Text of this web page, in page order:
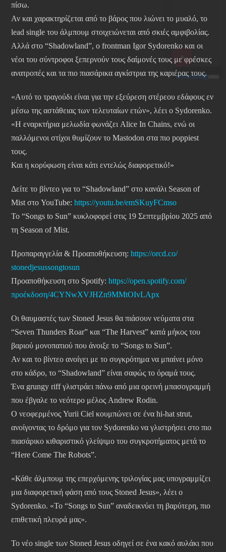
πίσω.
Αν και χαρακτηρίζεται από το βάρος που λιώνει το μυαλό, το
lead single του άλμπουμ στοιχειώνεται από σκιές αμφιβολίας.
Αλλά στο “Shadowland”, ο frontman Igor Sydorenko και οι
νέοι του σύντροφοι ξεπερνούν τους δαίμονές τους με φρέσκες
ανατροπές και τα πιο πιασάρικα αγκίστρια της καριέρας τους.
«Αυτό το τραγούδι είναι για την εξεύρεση στέρεου εδάφους εν
μέσω της αστάθειας των τελευταίων ετών», λέει ο Sydorenko.
«Η εναρκτήρια μελωδία φωνάζει Alice In Chains, ενώ οι
παλλόμενοι στίχοι θυμίζουν το Mastodon στα πιο poppiest
τους.
Και η κορύφωση είναι κάτι εντελώς διαφορετικό!»
Δείτε το βίντεο για το “Shadowland” στο κανάλι Season of
Mist στο YouTube: https://youtu.be/emSKuyFCmso
Το “Songs to Sun” κυκλοφορεί στις 19 Σεπτεμβρίου 2025 από
τη Season of Mist.
Προπαραγγελία & Προαποθήκευση: https://orcd.co/
stonedjesussongtosun
Προαποθήκευση στο Spotify: https://open.spotify.com/
προέκδοση/4CYNwXVJHZn9MMtOIvLApx
Οι θαυμαστές των Stoned Jesus θα πιάσουν νεύματα στα
“Seven Thunders Roar” και “The Harvest” κατά μήκος του
βαριού μονοπατιού που άνοιξε το “Songs to Sun”.
Αν και το βίντεο ανοίγει με το συγκρότημα να μπαίνει μόνο
στο κάδρο, το “Shadowland” είναι σαφώς το όραμά τους.
Ένα grungy riff γλιστράει πάνω από μια ορεινή μπασογραμμή
που έβγαλε το νεότερο μέλος Andrew Rodin.
Ο νεοφερμένος Yurii Ciel κουμπώνει σε ένα hi-hat strut,
ανοίγοντας το δρόμο για τον Sydorenko να γλιστρήσει στο πιο
πιασάρικο κιθαριστικό γλείψιμο του συγκροτήματος μετά το
“Here Come The Robots”.
«Κάθε άλμπουμ της επερχόμενης τριλογίας μας υπογραμμίζει
μια διαφορετική φάση από τους Stoned Jesus», λέει ο
Sydorenko. «Το “Songs to Sun” αναδεικνύει τη βαρύτερη, πιο
επιθετική πλευρά μας».
Το νέο single των Stoned Jesus οδηγεί σε ένα κακό αυλάκι που